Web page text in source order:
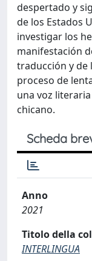
despertado y
de los Estados
investigar los
manifestación
traducción y de
proceso de
una voz
chicano.
Scheda
Anno
2021
Titolo della
INTERLINGUA